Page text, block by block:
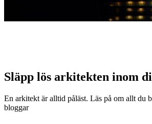
Släpp lös arkitekten inom
En arkitekt är alltid påläst. Läs på om allt du
bloggar